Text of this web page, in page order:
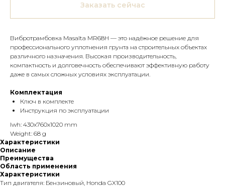
Заказать сейчас
Вибротрамбовка Masalta MR68H — это надёжное решение для
профессионального уплотнения грунта на строительных объектах
различного назначения. Высокая производительность,
компактность и долговечность обеспечивают эффективную работу
даже в самых сложных условиях эксплуатации.
Комплектация
Ключ в комплекте
Инструкция по эксплуатации
lwh: 430x760x1020 mm
Weight: 68 g
Характеристики
Описание
Преимущества
Область применения
Характеристики
Тип двигателя: Бензиновый, Honda GX100